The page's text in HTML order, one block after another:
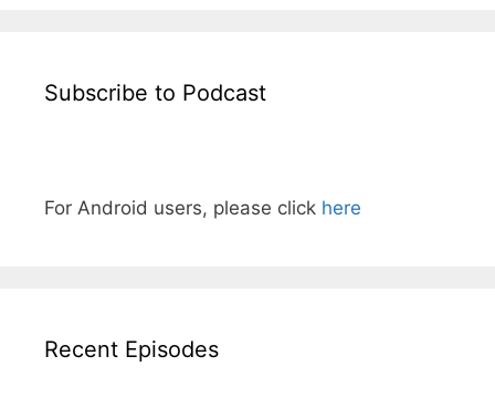
Subscribe to Podcast
For Android users, please click here
Recent Episodes